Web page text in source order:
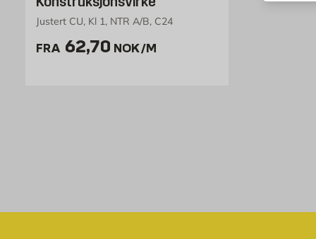
Justert CU, Kl 1, NTR A/B, C24
FRA Pris 62.7 NOK /m
62,70 NOK/M